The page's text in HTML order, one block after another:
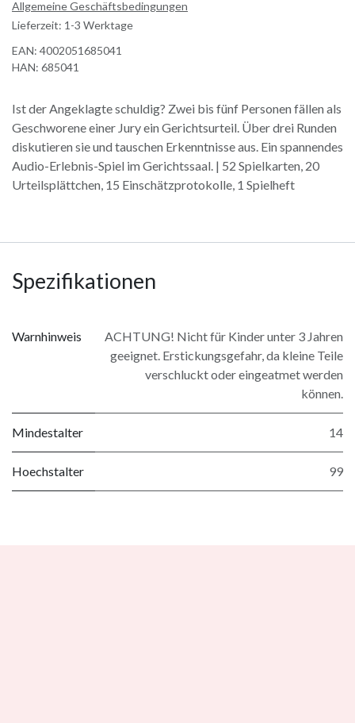
Allgemeine Geschäftsbedingungen
Lieferzeit: 1-3 Werktage
EAN: 4002051685041
HAN: 685041
Ist der Angeklagte schuldig? Zwei bis fünf Personen fällen als
Geschworene einer Jury ein Gerichtsurteil. Über drei Runden
diskutieren sie und tauschen Erkenntnisse aus. Ein spannendes
Audio-Erlebnis-Spiel im Gerichtssaal. | 52 Spielkarten, 20
Urteilsplättchen, 15 Einschätzprotokolle, 1 Spielheft
Spezifikationen
Warnhinweis
ACHTUNG! Nicht für Kinder unter 3 Jahren
geeignet. Erstickungsgefahr, da kleine Teile
verschluckt oder eingeatmet werden
können.
Mindestalter 14
Hoechstalter 99